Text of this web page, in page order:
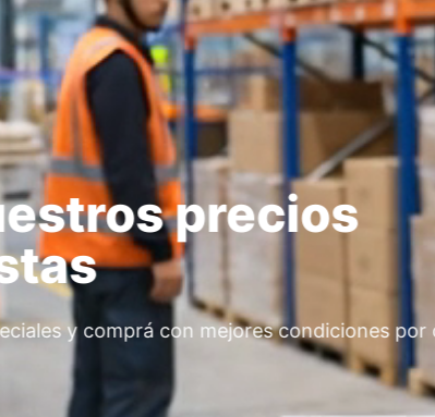
por
mejor: descuentos escalonados por